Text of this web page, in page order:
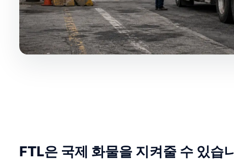
FTL은 국제 화물을 지켜줄 수 있습